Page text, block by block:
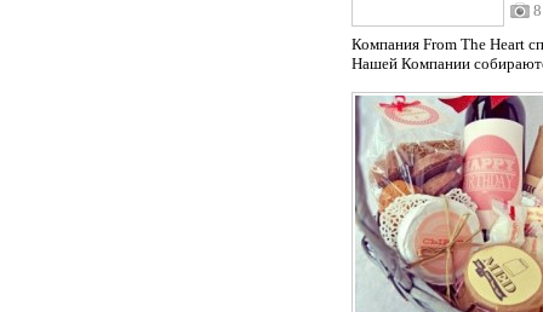
8
Компания From The Heart
Нашей Компании